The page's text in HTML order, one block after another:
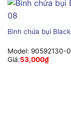
Bình chứa bụi
Model: 90592130-
Giá:53,000₫